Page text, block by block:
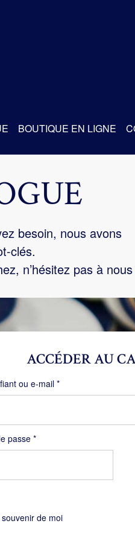
BOUTIQUE EN LIGNE
besoin, nous avons
clés.
n’hésitez pas à
ACCÉDER AU
ou e-mail *Obligatoire
passe *Obligatoire
de moi